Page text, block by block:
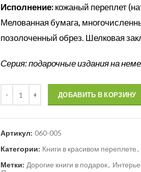
Исполнение:кожаный переплет
Мелованная бумага,
позолоченный обрез. Шелковая
Серия: подарочные издания на
ДОБАВИТЬ В КОРЗИНУ
Артикул: 060-005
Категории: Книги в красивом переплете,
Метки: Дорогие книги в подарок,